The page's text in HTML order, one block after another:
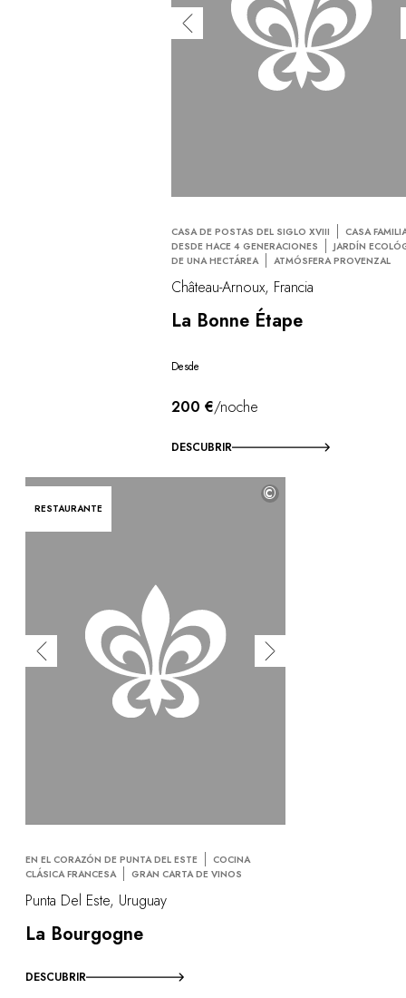
CASA DE POSTAS DEL SIGLO XVIII
CASA
DESDE HACE 4 GENERACIONES
JARDÍN
DE UNA HECTÁREA
ATMÓSFERA PROVENZAL
Château-Arnoux, Francia
La Bonne Étape
Desde
200 €/noche
DESCUBRIR
RESTAURANTE
©
EN EL CORAZÓN DE PUNTA DEL ESTE
COCINA
CLÁSICA FRANCESA
GRAN CARTA DE VINOS
Punta Del Este, Uruguay
La Bourgogne
DESCUBRIR